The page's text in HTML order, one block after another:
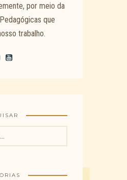
por meio da
que
trabalho.